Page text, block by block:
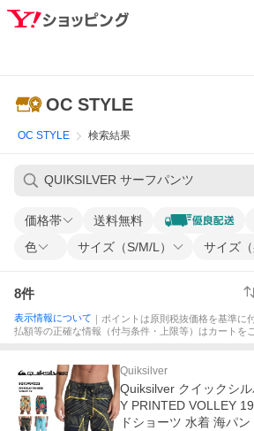
OC STYLE
OC STYLE 検索結果
価格帯 送料無料
色 サイズ（S/M/L） サイズ（
8件
表示情報について ｜ポイントは原則税抜価格を基準に
払額等の正確な情報（付与条件・上限等）はカートを
Quiksilver
Quiksilver クイックシ
Y PRINTED VOLLEY
ドショーツ 水着 海パ